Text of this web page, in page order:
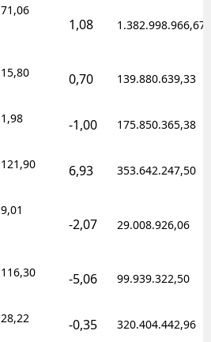
71,06
1,08 1.382.998.966,67
15,80 0,70 139.880.639,33
1,98 -1,00 175.850.365,38
121,90 6,93 353.642.247,50
9,01
-2,07 29.008.926,06
116,30 -5,06 99.939.322,50
28,22 -0,35 320.404.442,96